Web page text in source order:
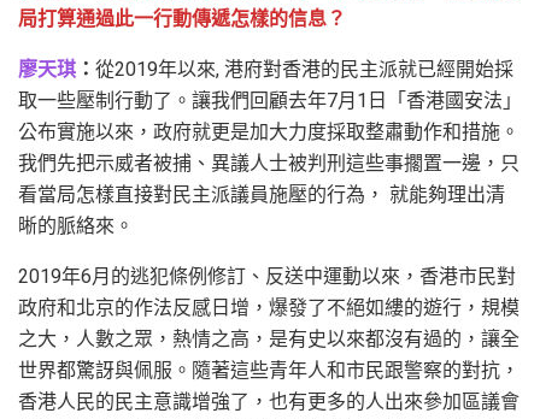
局打算通過此一行動傳遞怎樣的信息？
廖天琪 ： 從2019年以來, 港府對香港的民主派就已經開始採
取一些壓制行動了。讓我們回顧去年7月1日「香港國安法」
公布實施以來，政府就更是加大力度採取整肅動作和措施。
我們先把示威者被捕、異議人士被判刑這些事擱置一邊，只
看當局怎樣直接對民主派議員施壓的行為， 就能夠理出清
晰的脈絡來。
2019年6月的逃犯條例修訂、反送中運動以來，香港市民對
政府和北京的作法反感日增，爆發了不絕如縷的遊行，規模
之大，人數之眾，熱情之高，是有史以來都沒有過的，讓全
世界都驚訝與佩服。隨著這些青年人和市民跟警察的對抗，
香港人民的民主意識增強了，也有更多的人出來參加區議會